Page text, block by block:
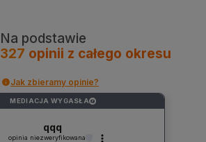
Na podstawie
327 opinii z całego okresu
Jak zbieramy opinie?
MEDIACJA WYGASŁA ?
qqq
opinia niezweryfikowana